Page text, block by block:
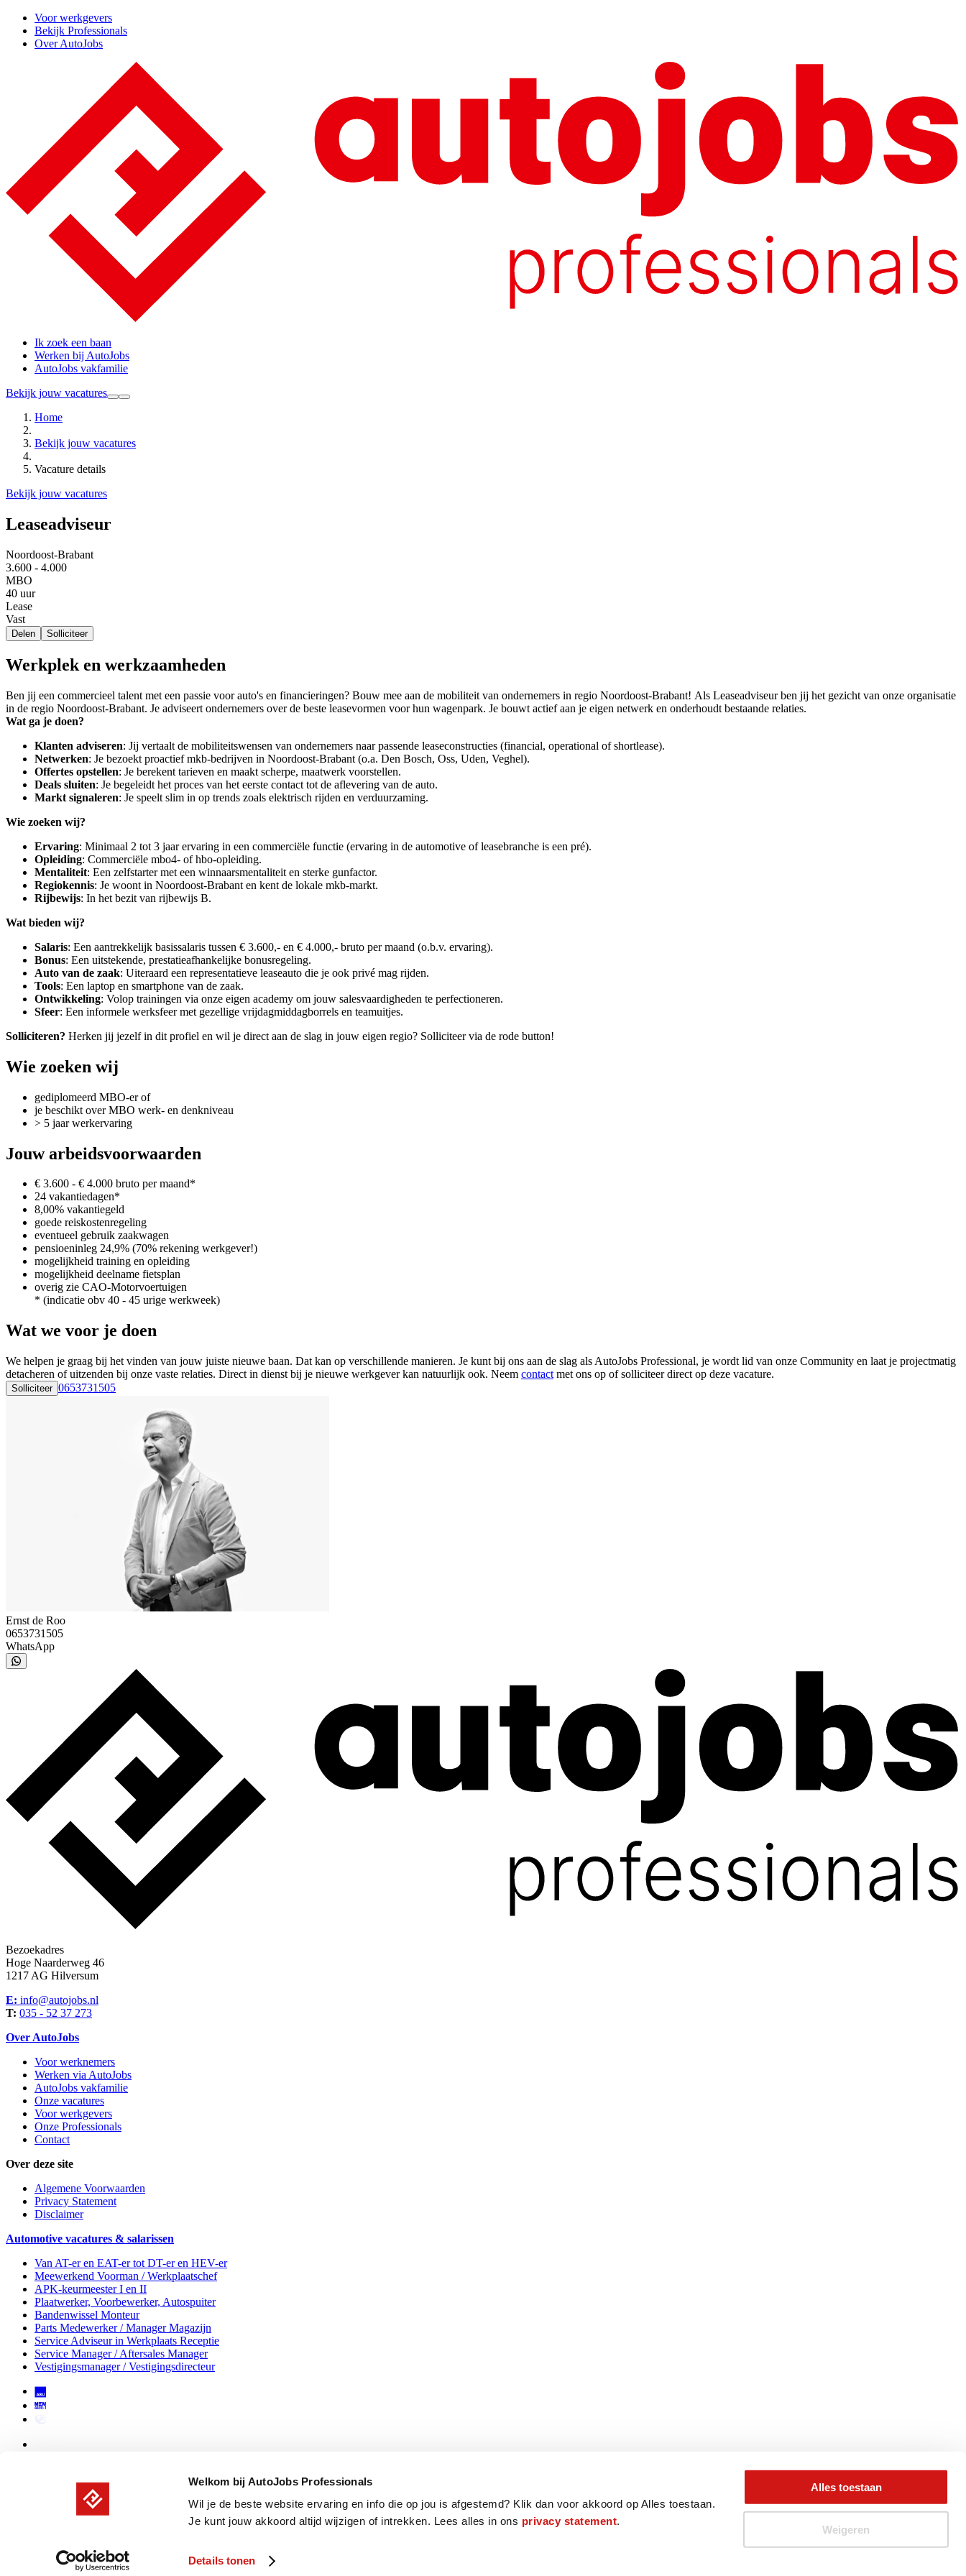
Welkom bij AutoJobs Professionals
Wil je de beste website ervaring en info die op jou is afgestemd? Klik dan voor akkoord op Alles toestaan.
Je kunt jouw akkoord altijd wijzigen of intrekken. Lees alles in ons privacy statement.
Details tonen
Alles toestaan
Weigeren
Voor werkgevers
Bekijk Professionals
Over AutoJobs
Ik zoek een baan
Werken bij AutoJobs
AutoJobs vakfamilie
Bekijk jouw vacatures
Home
Bekijk jouw vacatures
Vacature details
Bekijk jouw vacatures
Leaseadviseur
Noordoost-Brabant
3.600 - 4.000
MBO
40 uur
Lease
Vast
Delen Solliciteer
Werkplek en werkzaamheden
Ben jij een commercieel talent met een passie voor auto's en financieringen? Bouw mee aan de mobiliteit van ondernemers in regio Noordoost-Brabant! Als Leaseadviseur ben jij het gezicht van onze organisatie
in de regio Noordoost-Brabant. Je adviseert ondernemers over de beste leasevormen voor hun wagenpark. Je bouwt actief aan je eigen netwerk en onderhoudt bestaande relaties.
Wat ga je doen?
Klanten adviseren: Jij vertaalt de mobiliteitswensen van ondernemers naar passende leaseconstructies (financial, operational of shortlease).
Netwerken: Je bezoekt proactief mkb-bedrijven in Noordoost-Brabant (o.a. Den Bosch, Oss, Uden, Veghel).
Offertes opstellen: Je berekent tarieven en maakt scherpe, maatwerk voorstellen.
Deals sluiten: Je begeleidt het proces van het eerste contact tot de aflevering van de auto.
Markt signaleren: Je speelt slim in op trends zoals elektrisch rijden en verduurzaming.
Wie zoeken wij?
Ervaring: Minimaal 2 tot 3 jaar ervaring in een commerciële functie (ervaring in de automotive of leasebranche is een pré).
Opleiding: Commerciële mbo4- of hbo-opleiding.
Mentaliteit: Een zelfstarter met een winnaarsmentaliteit en sterke gunfactor.
Regiokennis: Je woont in Noordoost-Brabant en kent de lokale mkb-markt.
Rijbewijs: In het bezit van rijbewijs B.
Wat bieden wij?
Salaris: Een aantrekkelijk basissalaris tussen € 3.600,- en € 4.000,- bruto per maand (o.b.v. ervaring).
Bonus: Een uitstekende, prestatieafhankelijke bonusregeling.
Auto van de zaak: Uiteraard een representatieve leaseauto die je ook privé mag rijden.
Tools: Een laptop en smartphone van de zaak.
Ontwikkeling: Volop trainingen via onze eigen academy om jouw salesvaardigheden te perfectioneren.
Sfeer: Een informele werksfeer met gezellige vrijdagmiddagborrels en teamuitjes.
Solliciteren? Herken jij jezelf in dit profiel en wil je direct aan de slag in jouw eigen regio? Solliciteer via de rode button!
Wie zoeken wij
gediplomeerd MBO-er of
je beschikt over MBO werk- en denkniveau
> 5 jaar werkervaring
Jouw arbeidsvoorwaarden
€ 3.600 - € 4.000 bruto per maand*
24 vakantiedagen*
8,00% vakantiegeld
goede reiskostenregeling
eventueel gebruik zaakwagen
pensioeninleg 24,9% (70% rekening werkgever!)
mogelijkheid training en opleiding
mogelijkheid deelname fietsplan
overig zie CAO-Motorvoertuigen
* (indicatie obv 40 - 45 urige werkweek)
Wat we voor je doen
We helpen je graag bij het vinden van jouw juiste nieuwe baan. Dat kan op verschillende manieren. Je kunt bij ons aan de slag als AutoJobs Professional, je wordt lid van onze Community en laat je projectmatig
detacheren of uitzenden bij onze vaste relaties. Direct in dienst bij je nieuwe werkgever kan natuurlijk ook. Neem contact met ons op of solliciteer direct op deze vacature.
Solliciteer 0653731505
Ernst de Roo
0653731505
WhatsApp
Bezoekadres
Hoge Naarderweg 46
1217 AG Hilversum
E: info@autojobs.nl
T: 035 - 52 37 273
Over AutoJobs
Voor werknemers
Werken via AutoJobs
AutoJobs vakfamilie
Onze vacatures
Voor werkgevers
Onze Professionals
Contact
Over deze site
Algemene Voorwaarden
Privacy Statement
Disclaimer
Automotive vacatures & salarissen
Van AT-er en EAT-er tot DT-er en HEV-er
Meewerkend Voorman / Werkplaatschef
APK-keurmeester I en II
Plaatwerker, Voorbewerker, Autospuiter
Bandenwissel Monteur
Parts Medewerker / Manager Magazijn
Service Adviseurin Werkplaats Receptie
Service Manager / Aftersales Manager
Vestigingsmanager / Vestigingsdirecteur
Driven to move your career
Vakfamilie
Werkgevers